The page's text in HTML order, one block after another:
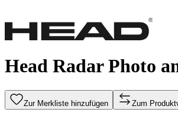
Head Radar Photo
Zur Merkliste hinzufügen Zum